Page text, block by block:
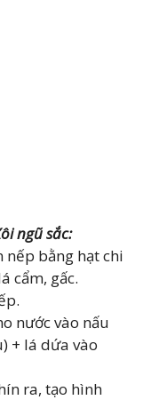
ngũ sắc:
nếp bằng hạt chi
cẩm, gấc.
nước vào nấu
+ lá dứa vào
ra, tạo hình